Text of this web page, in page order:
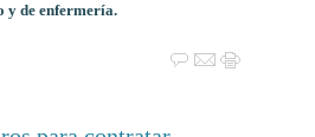
y de enfermería.